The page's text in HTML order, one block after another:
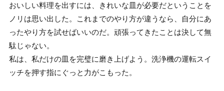
おいしい料理を出すには、きれいな皿が必要だということを
ノリは思い出した。これまでのやり方が違うなら、自分にあ
ったやり方を試せばいいのだ。頑張ってきたことは決して無
駄じゃない。
私は、私だけの皿を完璧に磨き上げよう。洗浄機の運転スイ
ッチを押す指にぐっと力がこもった。